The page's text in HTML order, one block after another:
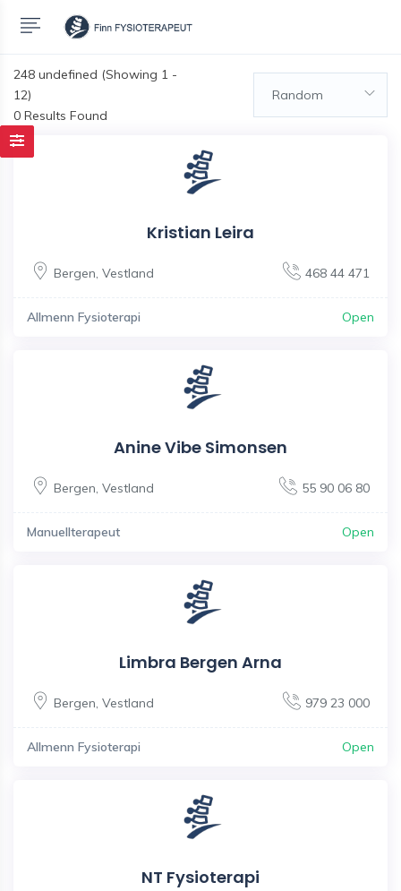
248 undefined (Showing 1 -
12)
0 Results Found
Random
Kristian Leira
Bergen Vestland 468 44 471
Allmenn Fysioterapi Open
Anine Vibe Simonsen
Bergen Vestland 55 90 06 80
Manuellterapeut Open
Limbra Bergen Arna
Bergen Vestland 979 23 000
Allmenn Fysioterapi Open
NT Fysioterapi